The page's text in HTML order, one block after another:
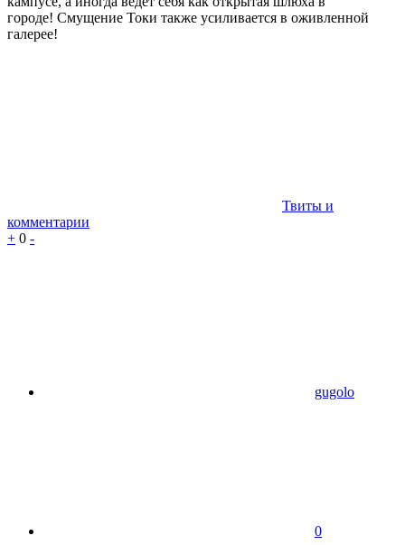
городе! Смущение Токи также усиливается в оживленной
галерее!
Твиты и
комментарии
+ 0 -
gugolo
0